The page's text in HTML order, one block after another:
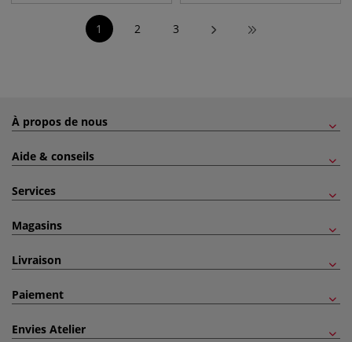
1 2 3
À propos de nous
Aide & conseils
Services
Magasins
Livraison
Paiement
Envies Atelier